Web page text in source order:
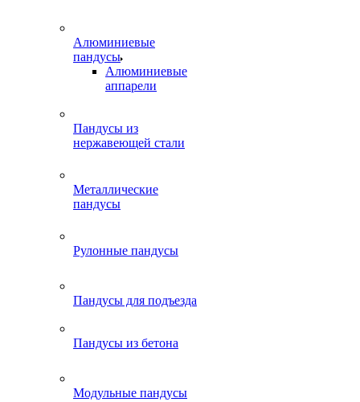
Алюминиевые
пандусы
Алюминиевые
аппарели
Пандусы из
нержавеющей стали
Металлические
пандусы
Рулонные пандусы
Пандусы для подъезда
Пандусы из бетона
Модульные пандусы